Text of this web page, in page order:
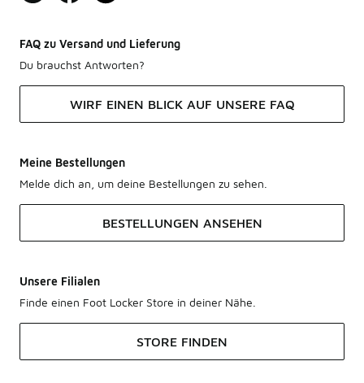
FAQ zu Versand und Lieferung
Du brauchst Antworten?
WIRF EINEN BLICK AUF UNSERE FAQ
Meine Bestellungen
Melde dich an, um deine Bestellungen zu sehen.
BESTELLUNGEN ANSEHEN
Unsere Filialen
Finde einen Foot Locker Store in deiner Nähe.
STORE FINDEN